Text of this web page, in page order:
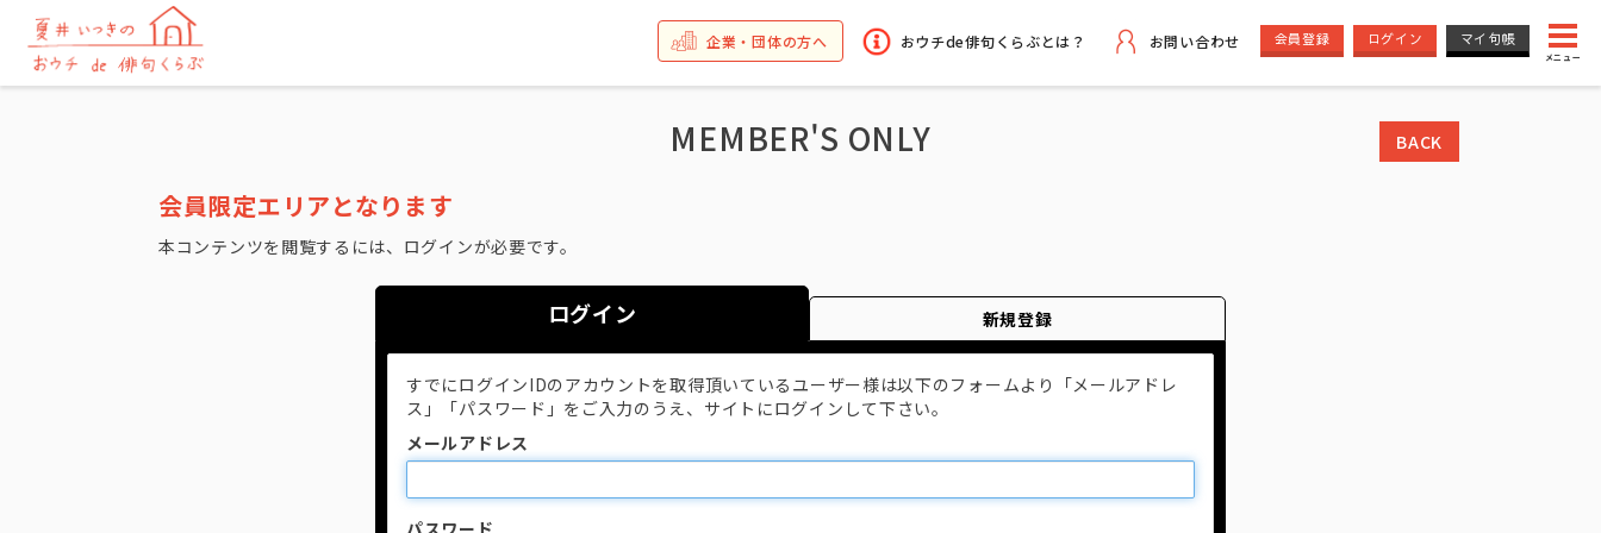
企業・団体の方へ おウチde俳句くらぶとは？ お問い合わせ 会員登録 ログイン マイ句帳
メニュー
MEMBER'S ONLY BACK
会員限定エリアとなります
本コンテンツを閲覧するには、ログインが必要です。
ログイン 新規登録
すでにログインIDのアカウントを取得頂いているユーザー様は以下のフォームより「メールアドレ
ス」「パスワード」をご入力のうえ、サイトにログインして下さい。
メールアドレス
パスワード